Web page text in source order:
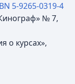
5-9265-0319-4
№ 7,
о курсах»,